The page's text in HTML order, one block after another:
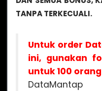
TANPA TERKECUALI.
Untuk order
ini, gunakan
untuk 100
DataMantap